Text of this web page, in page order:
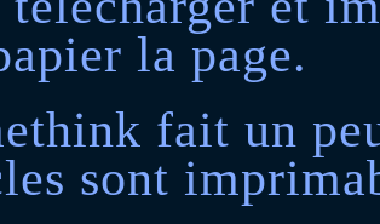
la page.
fait un
sont